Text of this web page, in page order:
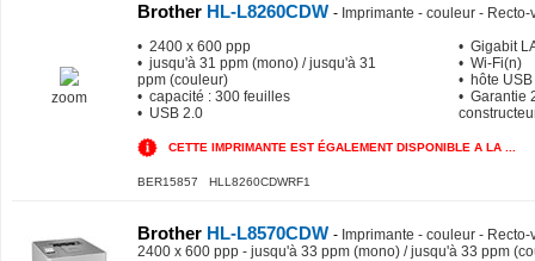
zoom
Brother HL-L8260CDW - Imprimante - couleur -
• 2400 x 600 ppp
• jusqu'à 31 ppm (mono) / jusqu'à 31
ppm (couleur)
• capacité : 300 feuilles
• USB 2.0
• Gigabit
• Wi-Fi(n)
• hôte USB
• Garantie
CETTE IMPRIMANTE EST ÉGALEMENT DISPONIBLE A LA ...
BER15857 HLL8260CDWRF1
Brother HL-L8570CDW - Imprimante - couleur -
2400 x 600 ppp - jusqu'à 33 ppm (mono) / jusqu'à 33 ppm